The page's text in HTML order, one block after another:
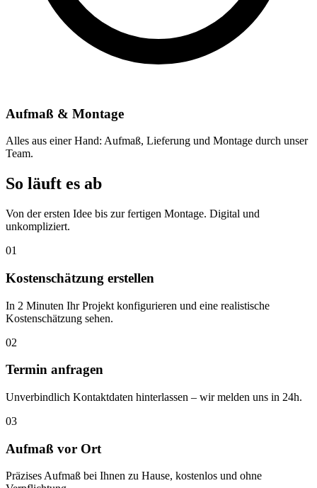
Aufmaß & Montage
Alles aus einer Hand: Aufmaß, Lieferung und Montage durch unser
Team.
So läuft es ab
Von der ersten Idee bis zur fertigen Montage. Digital und
unkompliziert.
01
Kostenschätzung erstellen
In 2 Minuten Ihr Projekt konfigurieren und eine realistische
Kostenschätzung sehen.
02
Termin anfragen
Unverbindlich Kontaktdaten hinterlassen – wir melden uns in 24h.
03
Aufmaß vor Ort
Präzises Aufmaß bei Ihnen zu Hause, kostenlos und ohne